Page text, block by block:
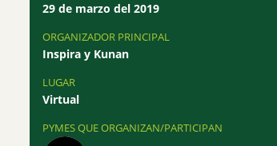
29 de marzo del 2019
ORGANIZADOR PRINCIPAL
Inspira y Kunan
LUGAR
Virtual
PYMES QUE ORGANIZAN/PARTICIPAN